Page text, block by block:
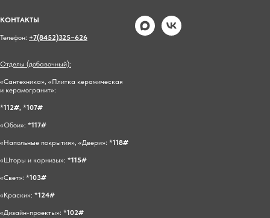
КОНТАКТЫ
Телефон: +7(8452)325−626
Отделы (добавочный):
«Сантехника», «Плитка керамическая
и керамогранит»:
*112#, *107#
«Обои»: *117#
«Напольные покрытия», «Двери»: *118#
«Шторы и карнизы»: *115#
«Свет»: *103#
«Краски»: *124#
«Дизайн-проекты»: *102#